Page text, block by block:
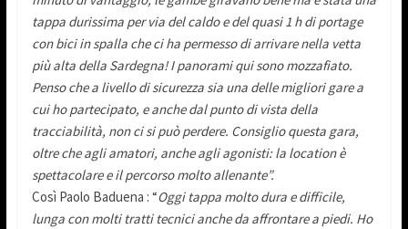
tappa durissima per via del caldo e del quasi 1 h di portage
con bici in spalla che ci ha permesso di arrivare nella vetta
più alta della Sardegna! I panorami qui sono mozzafiato.
Penso che a livello di sicurezza sia una delle migliori gare a
cui ho partecipato, e anche dal punto di vista della
tracciabilità, non ci si può perdere. Consiglio questa gara,
oltre che agli amatori, anche agli agonisti: la location è
spettacolare e il percorso molto allenante”.
Così Paolo Baduena : “Oggi tappa molto dura e difficile,
lunga con molti tratti tecnici anche da affrontare a piedi. Ho